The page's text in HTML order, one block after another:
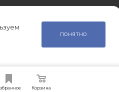
светотехника с 1998 года.
Корзина
ПОНЯТНО